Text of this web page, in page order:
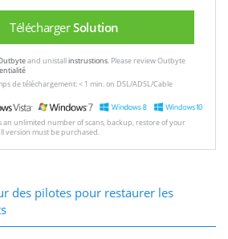
TéléchargerSolution
and unistallinstrustions. Please review Outbyte
de téléchargement: < 1 min. on DSL/ADSL/Cable
an unlimited number of scans, backup, restore of your
version must be purchased.
des pilotes pour restaurer les